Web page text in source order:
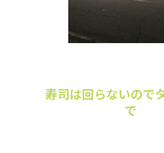
寿司は回らないので
で